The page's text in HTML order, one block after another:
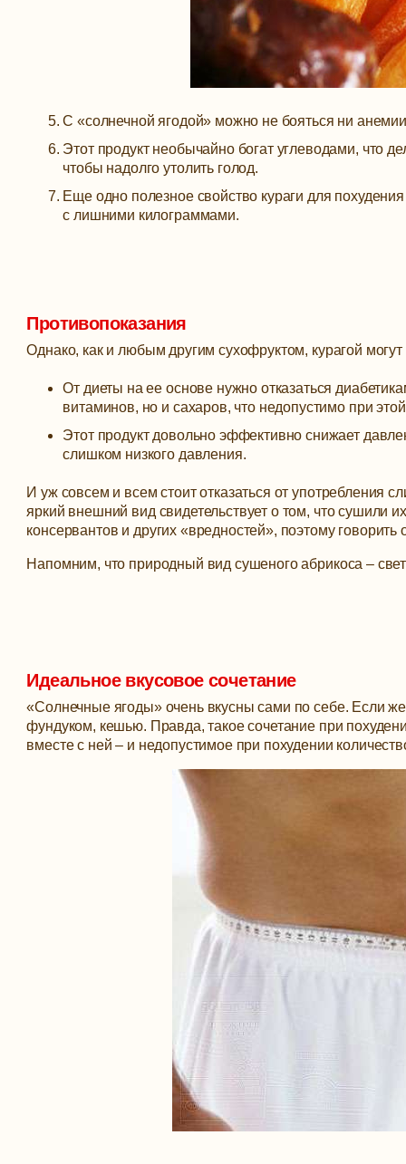
С «солнечной ягодой» можно не бояться ни
Этот продукт необычайно богат углеводами, что
чтобы надолго утолить голод.
Еще одно полезное свойство кураги для
с лишними килограммами.
Противопоказания
Однако, как и любым другим сухофруктом, курагой
От диеты на ее основе нужно отказаться
витаминов, но и сахаров, что недопустимо при
Этот продукт довольно эффективно снижает
слишком низкого давления.
И уж совсем и всем стоит отказаться от употребления
яркий внешний вид свидетельствует о том, что сушили
консервантов и других «вредностей», поэтому говорить
Напомним, что природный вид сушеного абрикоса –
Идеальное вкусовое сочетание
«Солнечные ягоды» очень вкусны сами по себе. Если
фундуком, кешью. Правда, такое сочетание при
вместе с ней – и недопустимое при похудении